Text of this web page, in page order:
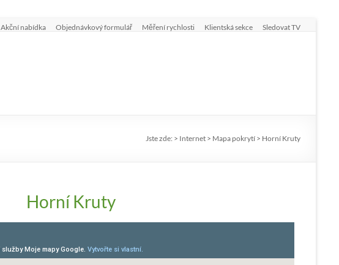
Akční nabídka Objednávkový formulář Měření rychlosti Klientská sekce Sledovat TV
Jste zde: > Internet > Mapa pokrytí > Horní Kruty
Horní Kruty